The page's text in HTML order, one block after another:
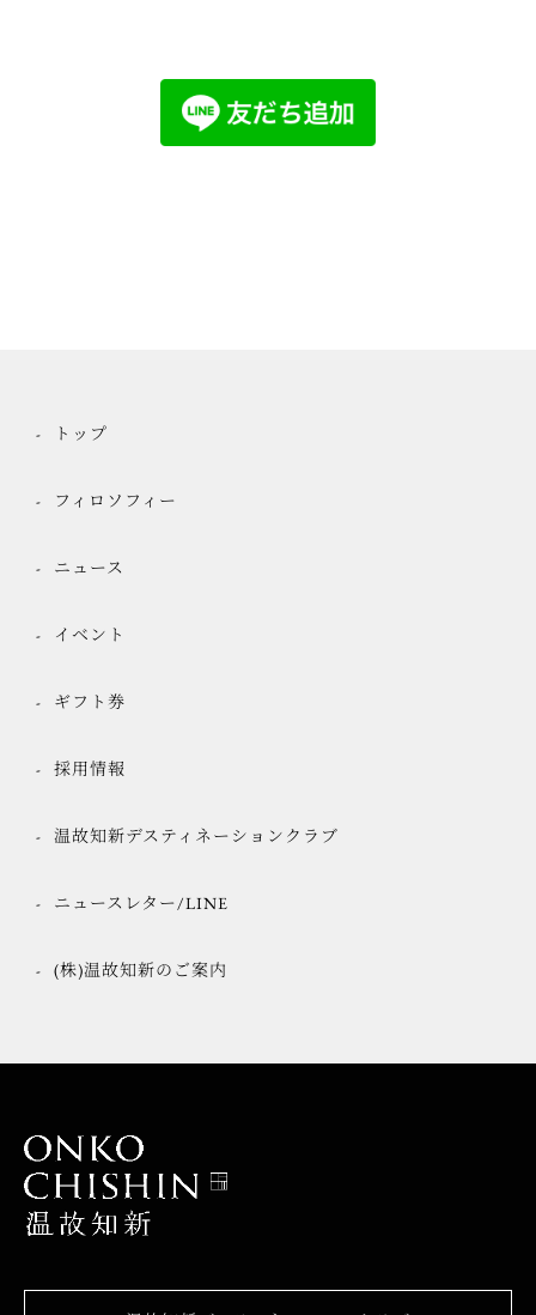
トップ
フィロソフィー
ニュース
イベント
ギフト券
採用情報
温故知新デスティネーションクラブ
ニュースレター/LINE
(株)温故知新のご案内